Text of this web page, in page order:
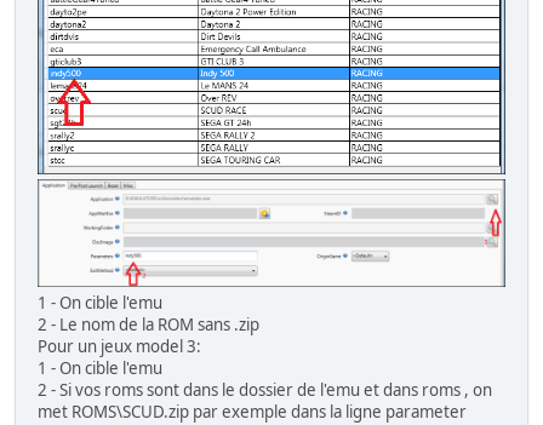
1 - On cible l'emu
2 - Le nom de la ROM sans .zip
Pour un jeux model 3:
1 - On cible l'emu
2 - Si vos roms sont dans le dossier de l'emu et dans roms , on
met ROMS\SCUD.zip par exemple dans la ligne parameter